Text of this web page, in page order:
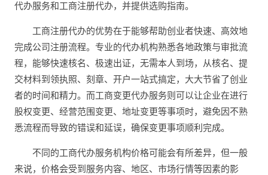
代办服务和工商注册代办，并提供选购指南。
工商注册代办的优势在于能够帮助创业者快速、高效地
完成公司注册流程。专业的代办机构熟悉各地政策与审批流
程，能够快速核名、极速出证，无需本人到场，从核名、提
交材料到领执照、刻章、开户一站式搞定，大大节省了创业
者的时间和精力。而工商变更代办服务则可以让企业在进行
股权变更、经营范围变更、地址变更等事项时，避免因不熟
悉流程而导致的错误和延误，确保变更事项顺利完成。
不同的工商代办服务机构价格可能会有所差异，但一般
来说，价格会受到服务内容、地区、市场行情等因素的影